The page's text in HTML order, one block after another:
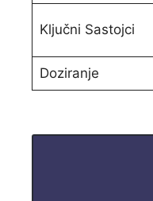
Ključni Sastojci
Doziranje